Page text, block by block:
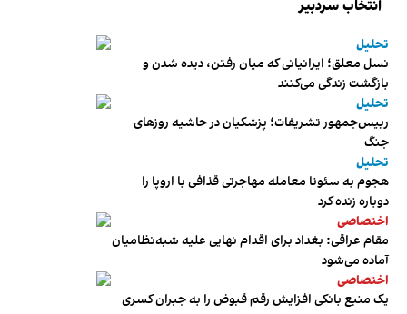
انتخاب سردبیر
تحلیل
نسل معلق؛ ایرانیانی که میان رفتن، دیده شدن و
بازگشت زندگی می‌کنند
تحلیل
رییس‌جمهور تشریفات؛ پزشکیان در حاشیه روزهای
جنگ
تحلیل
هجوم به سئوتا معامله مهاجرتی قذافی با اروپا را
دوباره زنده کرد
اختصاصی
مقام عراقی: بغداد برای اقدام نهایی علیه شبه‌نظامیان
آماده می‌شود
اختصاصی
یک منبع بانکی افزایش رقم قبوض را به جبران کسری